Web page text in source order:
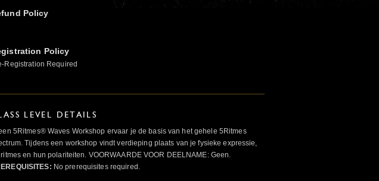
Policy
Policy
Registration Required
LEVEL DETAILS
5Ritmes® Waves Workshop ervaar je de basis van het gehele 5Ritmes
Tijdens een workshop vindt verdieping plaats van je fysieke expressie,
en hun polariteiten. VOORWAARDE VOOR DEELNAME: Geen.
No prerequisites required.